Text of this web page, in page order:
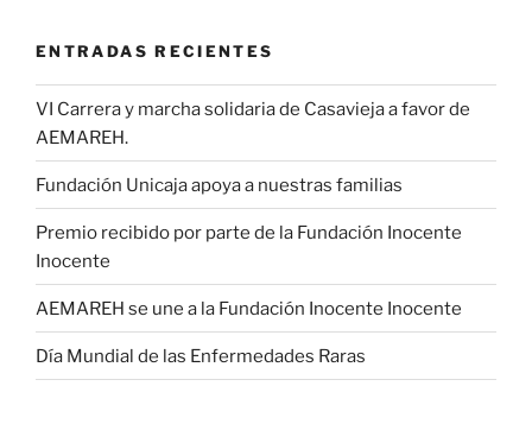
ENTRADAS RECIENTES
VI Carrera y marcha solidaria de Casavieja a favor de
AEMAREH.
Fundación Unicaja apoya a nuestras familias
Premio recibido por parte de la Fundación Inocente
Inocente
AEMAREH se une a la Fundación Inocente Inocente
Día Mundial de las Enfermedades Raras